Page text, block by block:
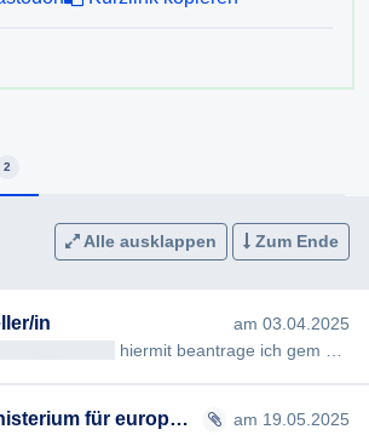
2
Alle ausklappen Zum Ende
in
am 03.04.2025
hiermit beantrage ich gem §§ 2, 3 AuskunftspflichtG die Erteilung folgender Auskunft…
Bundesministerium für europäische und internationale Angelegenheiten
am 19.05.2025